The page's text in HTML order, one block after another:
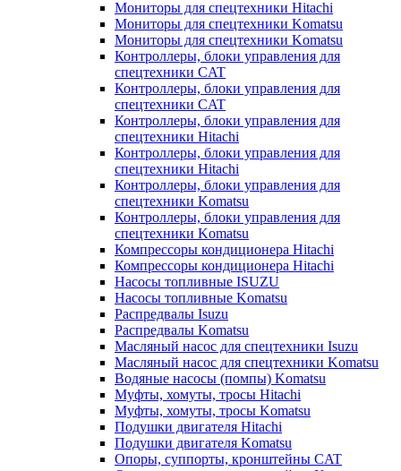
Мониторы для спецтехники Hitachi
Мониторы для спецтехники Komatsu
Мониторы для спецтехники Komatsu
Контроллеры, блоки управления для
спецтехники CAT
Контроллеры, блоки управления для
спецтехники CAT
Контроллеры, блоки управления для
спецтехники Hitachi
Контроллеры, блоки управления для
спецтехники Hitachi
Контроллеры, блоки управления для
спецтехники Komatsu
Контроллеры, блоки управления для
спецтехники Komatsu
Компрессоры кондиционера Hitachi
Компрессоры кондиционера Hitachi
Насосы топливные ISUZU
Насосы топливные Komatsu
Распредвалы Isuzu
Распредвалы Komatsu
Масляный насос для спецтехники Isuzu
Масляный насос для спецтехники Komatsu
Водяные насосы (помпы) Komatsu
Муфты, хомуты, тросы Hitachi
Муфты, хомуты, тросы Komatsu
Подушки двигателя Hitachi
Подушки двигателя Komatsu
Опоры, суппорты, кронштейны CAT